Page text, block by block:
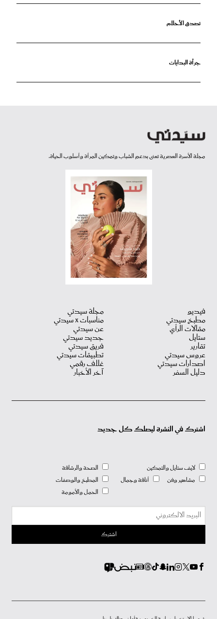
تصدق الأحلام
جرأة البدايات
مجلة الأسرة العصرية تعنى بدعم الشباب وتمكين المرأة وأسلوب الحياة.
فيديو
مطبخ سيدتي
مقالات الرأي
ستايل
تقارير
عروس سيدتي
اصدارات سيدتي
دليل السفر
مجلة سيدتي
مناسبات X سيدتي
عن سيدتي
جديد سيدتي
فريق سيدتي
تطبيقات سيدتي
غلاف رقمي
آخر الأخبار
اشترك في النشرة ليصلك كل جديد
لايف ستايل والتمكين
مشاهير وفن
أناقة وجمال
الصحة والرشاقة
المطبخ والوصفات
الحمل والأمومة